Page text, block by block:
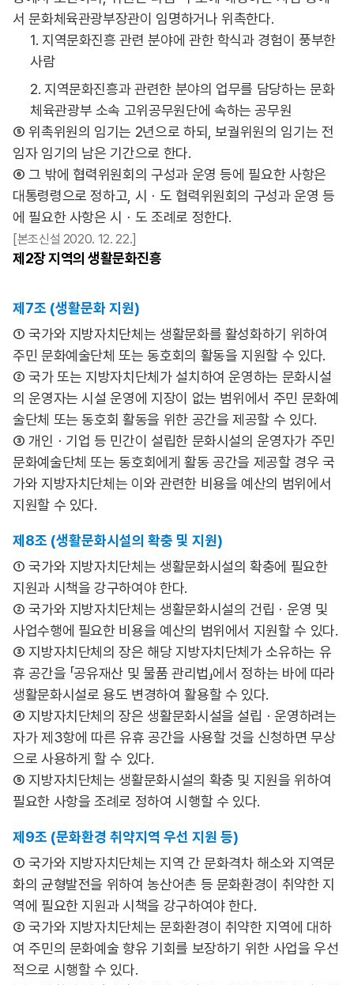
서 문화체육관광부장관이 임명하거나 위촉한다.
1. 지역문화진흥 관련 분야에 관한 학식과 경험이 풍부한
사람
2. 지역문화진흥과 관련한 분야의 업무를 담당하는 문화
체육관광부 소속 고위공무원단에 속하는 공무원
⑤ 위촉위원의 임기는 2년으로 하되, 보궐위원의 임기는 전
임자 임기의 남은 기간으로 한다.
⑥ 그 밖에 협력위원회의 구성과 운영 등에 필요한 사항은
대통령령으로 정하고, 시ㆍ도 협력위원회의 구성과 운영 등
에 필요한 사항은 시ㆍ도 조례로 정한다.
[본조신설 2020. 12. 22.]
제2장지역의 생활문화진흥
제7조 (생활문화 지원)
① 국가와 지방자치단체는 생활문화를 활성화하기 위하여
주민 문화예술단체 또는 동호회의 활동을 지원할 수 있다.
② 국가 또는 지방자치단체가 설치하여 운영하는 문화시설
의 운영자는 시설 운영에 지장이 없는 범위에서 주민 문화예
술단체 또는 동호회 활동을 위한 공간을 제공할 수 있다.
③ 개인ㆍ기업 등 민간이 설립한 문화시설의 운영자가 주민
문화예술단체 또는 동호회에게 활동 공간을 제공할 경우 국
가와 지방자치단체는 이와 관련한 비용을 예산의 범위에서
지원할 수 있다.
제8조 (생활문화시설의 확충 및 지원)
① 국가와 지방자치단체는 생활문화시설의 확충에 필요한
지원과 시책을 강구하여야 한다.
② 국가와 지방자치단체는 생활문화시설의 건립ㆍ운영 및
사업수행에 필요한 비용을 예산의 범위에서 지원할 수 있다.
③ 지방자치단체의 장은 해당 지방자치단체가 소유하는 유
휴 공간을 「공유재산 및 물품 관리법」에서 정하는 바에 따라
생활문화시설로 용도 변경하여 활용할 수 있다.
④ 지방자치단체의 장은 생활문화시설을 설립ㆍ운영하려는
자가 제3항에 따른 유휴 공간을 사용할 것을 신청하면 무상
으로 사용하게 할 수 있다.
⑤ 지방자치단체는 생활문화시설의 확충 및 지원을 위하여
필요한 사항을 조례로 정하여 시행할 수 있다.
제9조 (문화환경 취약지역 우선 지원 등)
① 국가와 지방자치단체는 지역 간 문화격차 해소와 지역문
화의 균형발전을 위하여 농산어촌 등 문화환경이 취약한 지
역에 필요한 지원과 시책을 강구하여야 한다.
② 국가와 지방자치단체는 문화환경이 취약한 지역에 대하
여 주민의 문화예술 향유 기회를 보장하기 위한 사업을 우선
적으로 시행할 수 있다.